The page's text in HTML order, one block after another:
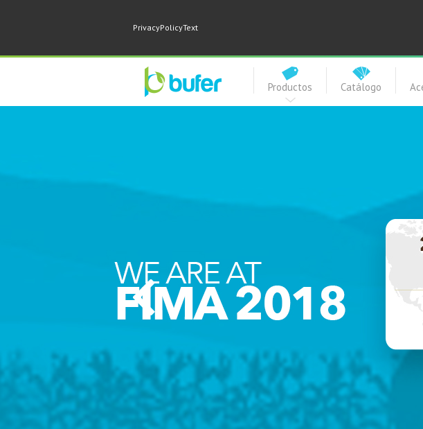
PrivacyPolicyText
Productos Catálogo